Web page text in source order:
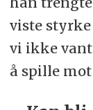
viste
vi ikke
å spille mot